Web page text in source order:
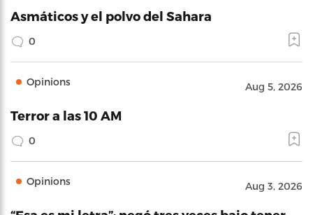
Asmáticos y el polvo del Sahara
0
Opinions Aug 5, 2026
Terror a las 10 AM
0
Opinions Aug 3, 2026